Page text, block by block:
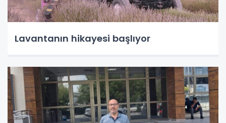
Lavantanın hikayesi başlıyor